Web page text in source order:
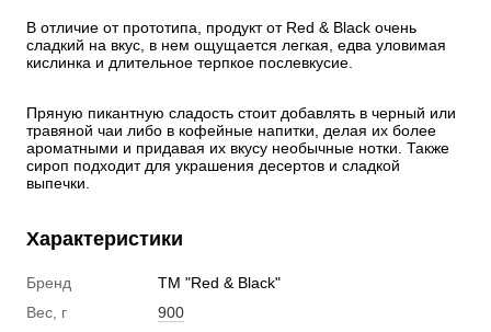
В отличие от прототипа, продукт от Red & Black очень
сладкий на вкус, в нем ощущается легкая, едва уловимая
кислинка и длительное терпкое послевкусие.
Пряную пикантную сладость стоит добавлять в черный или
травяной чаи либо в кофейные напитки, делая их более
ароматными и придавая их вкусу необычные нотки. Также
сироп подходит для украшения десертов и сладкой
выпечки.
Характеристики
Бренд
ТМ "Red & Black"
Вес, г
900